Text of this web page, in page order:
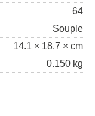
64
Souple
14.1 × 18.7 × cm
0.150 kg